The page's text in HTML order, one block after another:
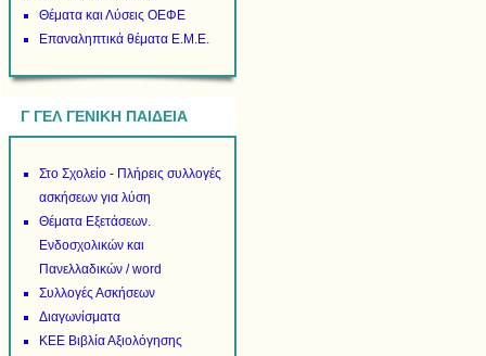
Θέματα και Λύσεις ΟΕΦΕ
Επαναληπτικά θέματα Ε.Μ.Ε.
Γ ΓΕΛ ΓΕΝΙΚΗ ΠΑΙΔΕΙΑ
Στο Σχολείο - Πλήρεις συλλογές
ασκήσεων για λύση
Θέματα Εξετάσεων.
Ενδοσχολικών και
Πανελλαδικών / word
Συλλογές Ασκήσεων
Διαγωνίσματα
ΚΕΕ Βιβλία Αξιολόγησης